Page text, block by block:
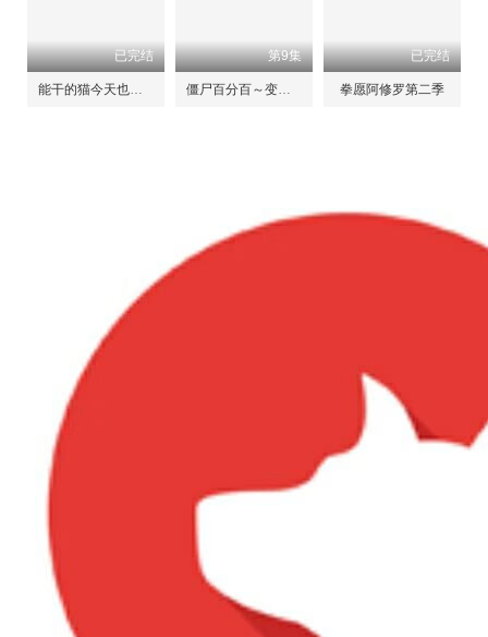
已完结
能干的猫今天也忧郁
第9集
僵尸百分百～变成僵尸之前想做的100件事～
已完结
拳愿阿修罗第二季